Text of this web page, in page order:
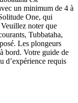
un minimum de 4 à
One, qui
noter que
Tubbataha,
Les plongeurs
bord. Votre guide de
d’expérience requis